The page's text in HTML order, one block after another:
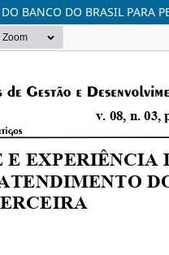
BANCO DO BRASIL PARA